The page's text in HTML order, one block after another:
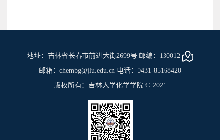
地址：吉林省长春市前进大街2699号 邮编：130012
邮箱：chembg@jlu.edu.cn 电话：0431-85168420
版权所有：吉林大学化学学院 © 2021